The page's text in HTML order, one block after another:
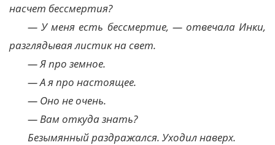
насчет бессмертия?
— У меня есть бессмертие, — отвечала Инки,
разглядывая листик на свет.
— Я про земное.
— А я про настоящее.
— Оно не очень.
— Вам откуда знать?
Безымянный раздражался. Уходил наверх.